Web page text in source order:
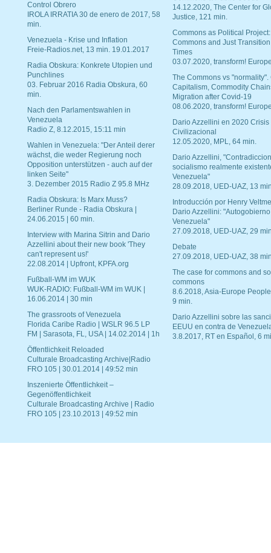
Control Obrero
IROLA IRRATIA 30 de enero de 2017, 58
min.
Venezuela - Krise und Inflation
Freie-Radios.net, 13 min. 19.01.2017
Radia Obskura: Konkrete Utopien und
Punchlines
03. Februar 2016 Radia Obskura, 60
min.
Nach den Parlamentswahlen in
Venezuela
Radio Z, 8.12.2015, 15:11 min
Wahlen in Venezuela: "Der Anteil derer
wächst, die weder Regierung noch
Opposition unterstützen - auch auf der
linken Seite"
3. Dezember 2015 Radio Z 95.8 MHz
Radia Obskura: Is Marx Muss?
Berliner Runde - Radia Obskura |
24.06.2015 | 60 min.
Interview with Marina Sitrin and Dario
Azzellini about their new book 'They
can't represent us!'
22.08.2014 | Upfront, KPFA.org
Fußball-WM im WUK
WUK-RADIO: Fußball-WM im WUK |
16.06.2014 | 30 min
The grassroots of Venezuela
Florida Caribe Radio | WSLR 96.5 LP
FM | Sarasota, FL, USA | 14.02.2014 | 1h
Öffentlichkeit Reloaded
Culturale Broadcasting Archive|Radio
FRO 105 | 30.01.2014 | 49:52 min
Inszenierte Öffentlichkeit –
Gegenöffentlichkeit
Culturale Broadcasting Archive | Radio
FRO 105 | 23.10.2013 | 49:52 min
14.12.2020, The Center for
Justice, 121 min.
Commons as Political Project:
Commons and Just
Times
03.07.2020, transform!
The Commons vs "normality".
Capitalism, Commodity
Migration after Covid-19
08.06.2020, transform!
Dario Azzellini en 2020 Crisis
Civilizacional
12.05.2020, MPL, 64 min.
Dario Azzellini,
socialismo realmente
Venezuela"
28.09.2018, UED-UAZ, 13
Introducción por Henry
Dario Azzellini:
Venezuela"
27.09.2018, UED-UAZ, 29
Debate
27.09.2018, UED-UAZ, 38
The case for commons and
commons
8.6.2018, Asia-Europe
9 min.
Dario Azzellini sobre las
EEUU en contra de
3.8.2017, RT en Español, 6